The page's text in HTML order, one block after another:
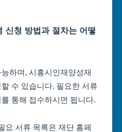
신청 방법과 절차는 어떻
하며, 시흥시인재양성재
수 있습니다. 필요한 서류
통해 접수하시면 됩니다.
요 서류 목록은 재단 홈페